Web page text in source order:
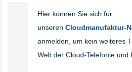
Hier können Sie sich für
unseren Cloudmanufaktur-
anmelden, um kein weiteres
Welt der Cloud-Telefonie und